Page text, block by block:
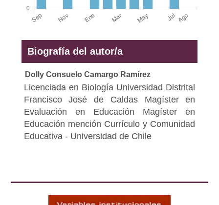
Biografía del autor/a
Dolly Consuelo Camargo Ramírez
Licenciada en Biología Universidad Distrital
Francisco José de Caldas Magíster en
Evaluación en Educación Magíster en
Educación mención Currículo y Comunidad
Educativa - Universidad de Chile